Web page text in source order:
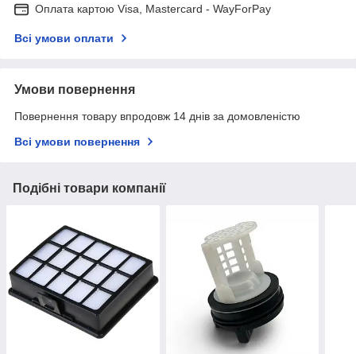
Оплата картою Visa, Mastercard - WayForPay
Всі умови оплати
Умови повернення
Повернення товару впродовж 14 днів за домовленістю
Всі умови повернення
Подібні товари компанії